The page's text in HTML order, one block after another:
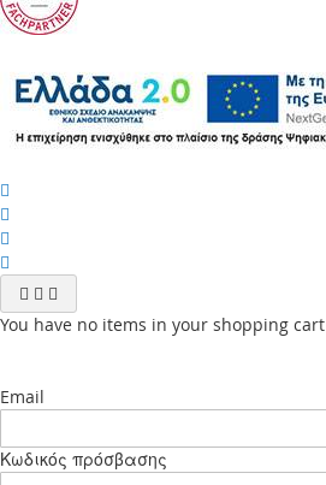
You have no items in your shopping cart
Email
Κωδικός πρόσβασης